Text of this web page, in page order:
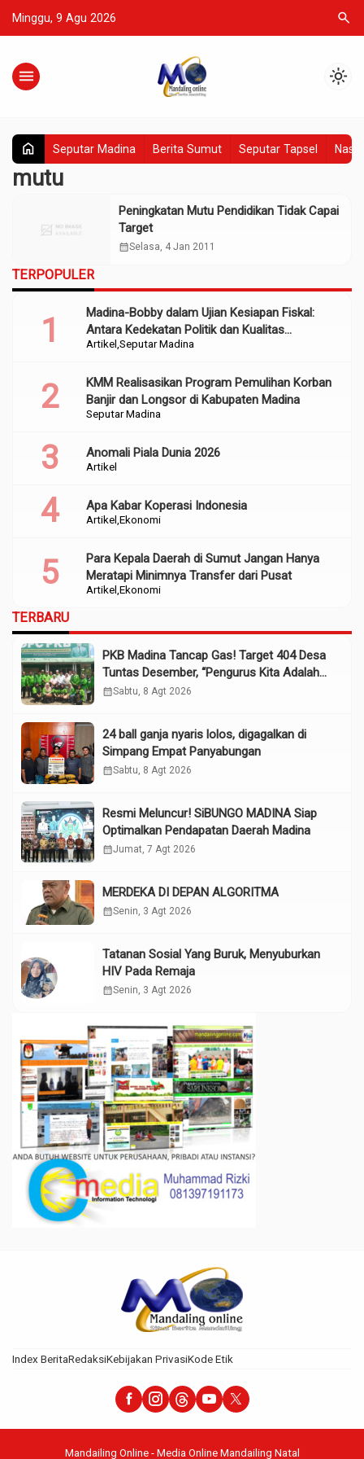
Minggu, 9 Agu 2026 search
menu light_mode
home Seputar Madina Berita Sumut Seputar Tapsel
mutu
Peningkatan Mutu Pendidikan Tidak Capai
Target
calendar_monthSelasa, 4 Jan 2011
TERPOPULER
Artikel Seputar Madina
Madina-Bobby dalam Ujian Kesiapan Fiskal:
Antara Kedekatan Politik dan Kualitas
Perencanaan
Seputar Madina
KMM Realisasikan Program Pemulihan Korban
Banjir dan Longsor di Kabupaten Madina
Artikel
Anomali Piala Dunia 2026
Artikel Ekonomi
Apa Kabar Koperasi Indonesia
Artikel Ekonomi
Para Kepala Daerah di Sumut Jangan Hanya
Meratapi Minimnya Transfer dari Pusat
TERBARU
PKB Madina Tancap Gas! Target 404 Desa
Tuntas Desember, “Pengurus Kita Adalah
Tokoh”
calendar_monthSabtu, 8 Agt 2026
24 ball ganja nyaris lolos, digagalkan di
Simpang Empat Panyabungan
calendar_monthSabtu, 8 Agt 2026
Resmi Meluncur! SiBUNGO MADINA Siap
Optimalkan Pendapatan Daerah Madina
calendar_monthJumat, 7 Agt 2026
MERDEKA DI DEPAN ALGORITMA
calendar_monthSenin, 3 Agt 2026
Tatanan Sosial Yang Buruk, Menyuburkan
HIV Pada Remaja
calendar_monthSenin, 3 Agt 2026
Index BeritaRedaksiKebijakan PrivasiKode Etik
Mandailing Online - Media Online Mandailing Natal